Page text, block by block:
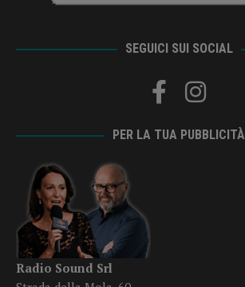
SEGUICI SUI SOCIAL
PER LA TUA PUBBLICITÀ
Radio Sound Srl